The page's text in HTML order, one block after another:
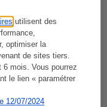
utilisent des
optimiser la
de sites tiers.
6 mois. Vous pourrez
le lien « paramétrer
12/07/2024